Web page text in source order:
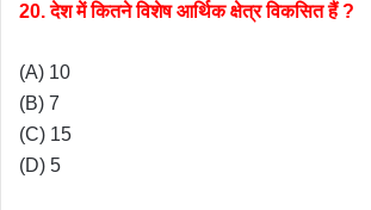
20. देश में कितने विशेष आर्थिक क्षेत्र विकसित हैं ?
(A) 10
(B) 7
(C) 15
(D) 5